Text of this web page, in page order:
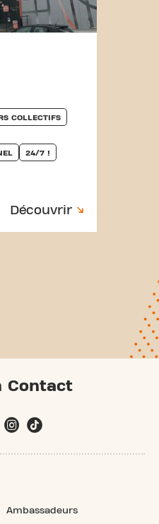
COLLECTIFS
24/7 !
Découvrir
Contact
Ambassadeurs